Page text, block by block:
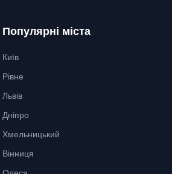
Популярні міста
Київ
Рівне
Львів
Дніпро
Хмельницький
Вінниця